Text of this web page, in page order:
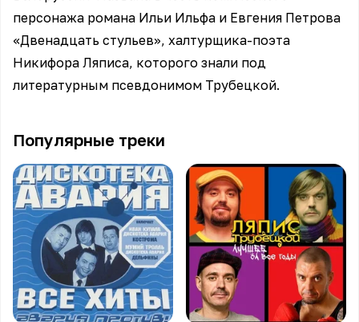
персонажа романа Ильи Ильфа и Евгения Петрова
«Двенадцать стульев», халтурщика-поэта
Никифора Ляписа, которого знали под
литературным псевдонимом Трубецкой.
Популярные треки